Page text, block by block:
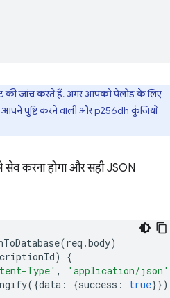
की जांच करते हैं. अगर आपको पेलोड के लिए
पुष्टि करने वाली और p256dh कुंजियों
सेव करना होगा और सही JSON
(req .body)
)
{
Type' , 'application/json'
({data : {success : true